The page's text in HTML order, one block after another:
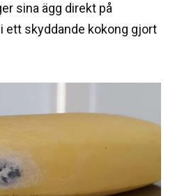
sina ägg direkt på
ett skyddande kokong gjort